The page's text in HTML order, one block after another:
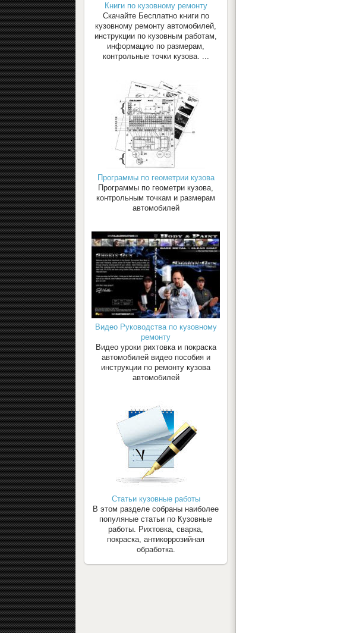
Книги по кузовному ремонту
Скачайте Бесплатно книги по
кузовному ремонту автомобилей,
инструкции по кузовным работам,
информацию по размерам,
контрольные точки кузова. ...
Программы по геометрии кузова
Программы по геометри кузова,
контрольным точкам и размерам
автомобилей
Видео Руководства по кузовному
ремонту
Видео уроки рихтовка и покраска
автомобилей видео пособия и
инструкции по ремонту кузова
автомобилей
Статьи кузовные работы
В этом разделе собраны наиболее
популяные статьи по Кузовные
работы. Рихтовка, сварка,
покраска, антикоррозийная
обработка.